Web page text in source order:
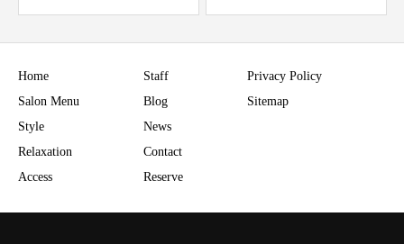
Home
Salon Menu
Style
Relaxation
Access
Staff
Blog
News
Contact
Reserve
Privacy Policy
Sitemap